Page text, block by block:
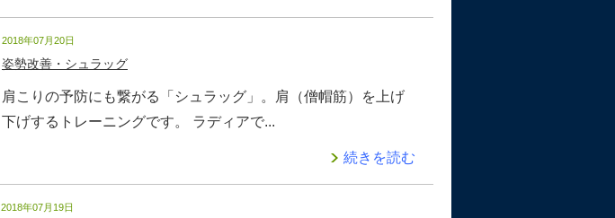
2018年07月20日
姿勢改善・シュラッグ
肩こりの予防にも繋がる「シュラッグ」。肩（僧帽筋）を上げ
下げするトレーニングです。 ラディアで...
続きを読む
2018年07月19日